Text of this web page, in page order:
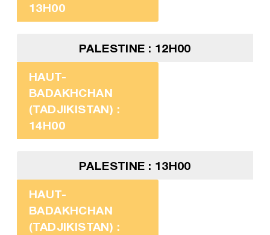
13H00
PALESTINE : 12H00
HAUT-
BADAKHCHAN
(TADJIKISTAN) :
14H00
PALESTINE : 13H00
HAUT-
BADAKHCHAN
(TADJIKISTAN) :